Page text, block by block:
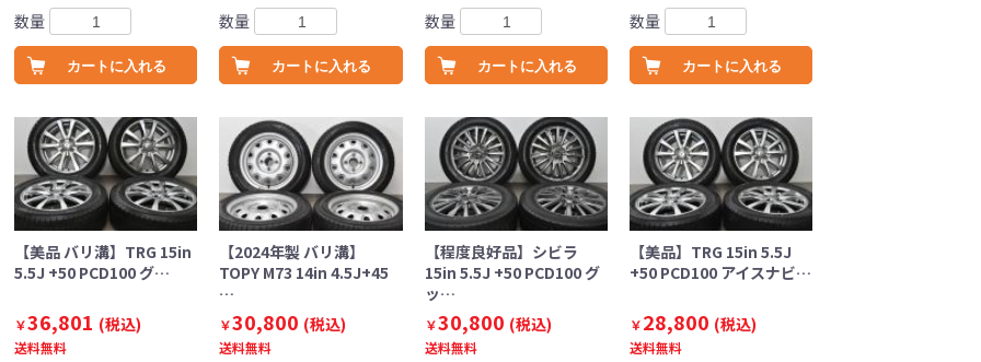
数量
カートに入れる
数量
カートに入れる
数量
カートに入れる
数量
カートに入れる
【美品 バリ溝】TRG 15in
5.5J +50 PCD100 グ…
￥36,801 (税込)
送料無料
【2024年製 バリ溝】
TOPY M73 14in 4.5J+45
…
￥30,800 (税込)
送料無料
【程度良好品】シビラ
15in 5.5J +50 PCD100 グ
ッ…
￥30,800 (税込)
送料無料
【美品】TRG 15in 5.5J
+50 PCD100 アイスナビ…
￥28,800 (税込)
送料無料